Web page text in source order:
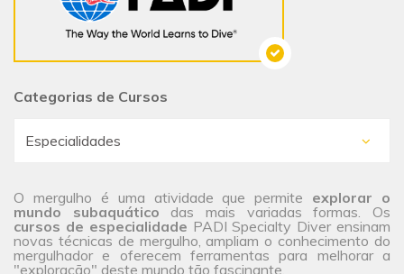
Categorias de Cursos
O mergulho é uma atividade que permite explorar o
mundo subaquático das mais variadas formas. Os
cursos de especialidade PADI Specialty Diver ensinam
novas técnicas de mergulho, ampliam o conhecimento do
mergulhador e oferecem ferramentas para melhorar a
"exploração" deste mundo tão fascinante.